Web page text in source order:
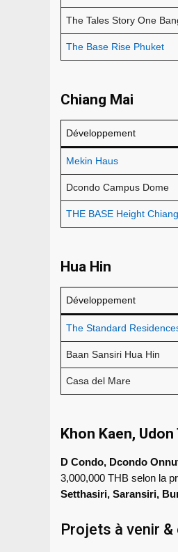
The Tales Story One
The Base Rise Phuket
Chiang Mai
Développement
Mekin Haus
Dcondo Campus Dome
THE BASE Height
Hua Hin
Développement
The Standard
Baan Sansiri Hua Hin
Casa del Mare
Khon Kaen,
D Condo, Dcondo
3,000,000 THB selon la
Setthasiri, Saransiri,
Projets à venir